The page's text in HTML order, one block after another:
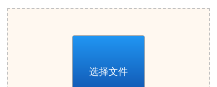
选择文件